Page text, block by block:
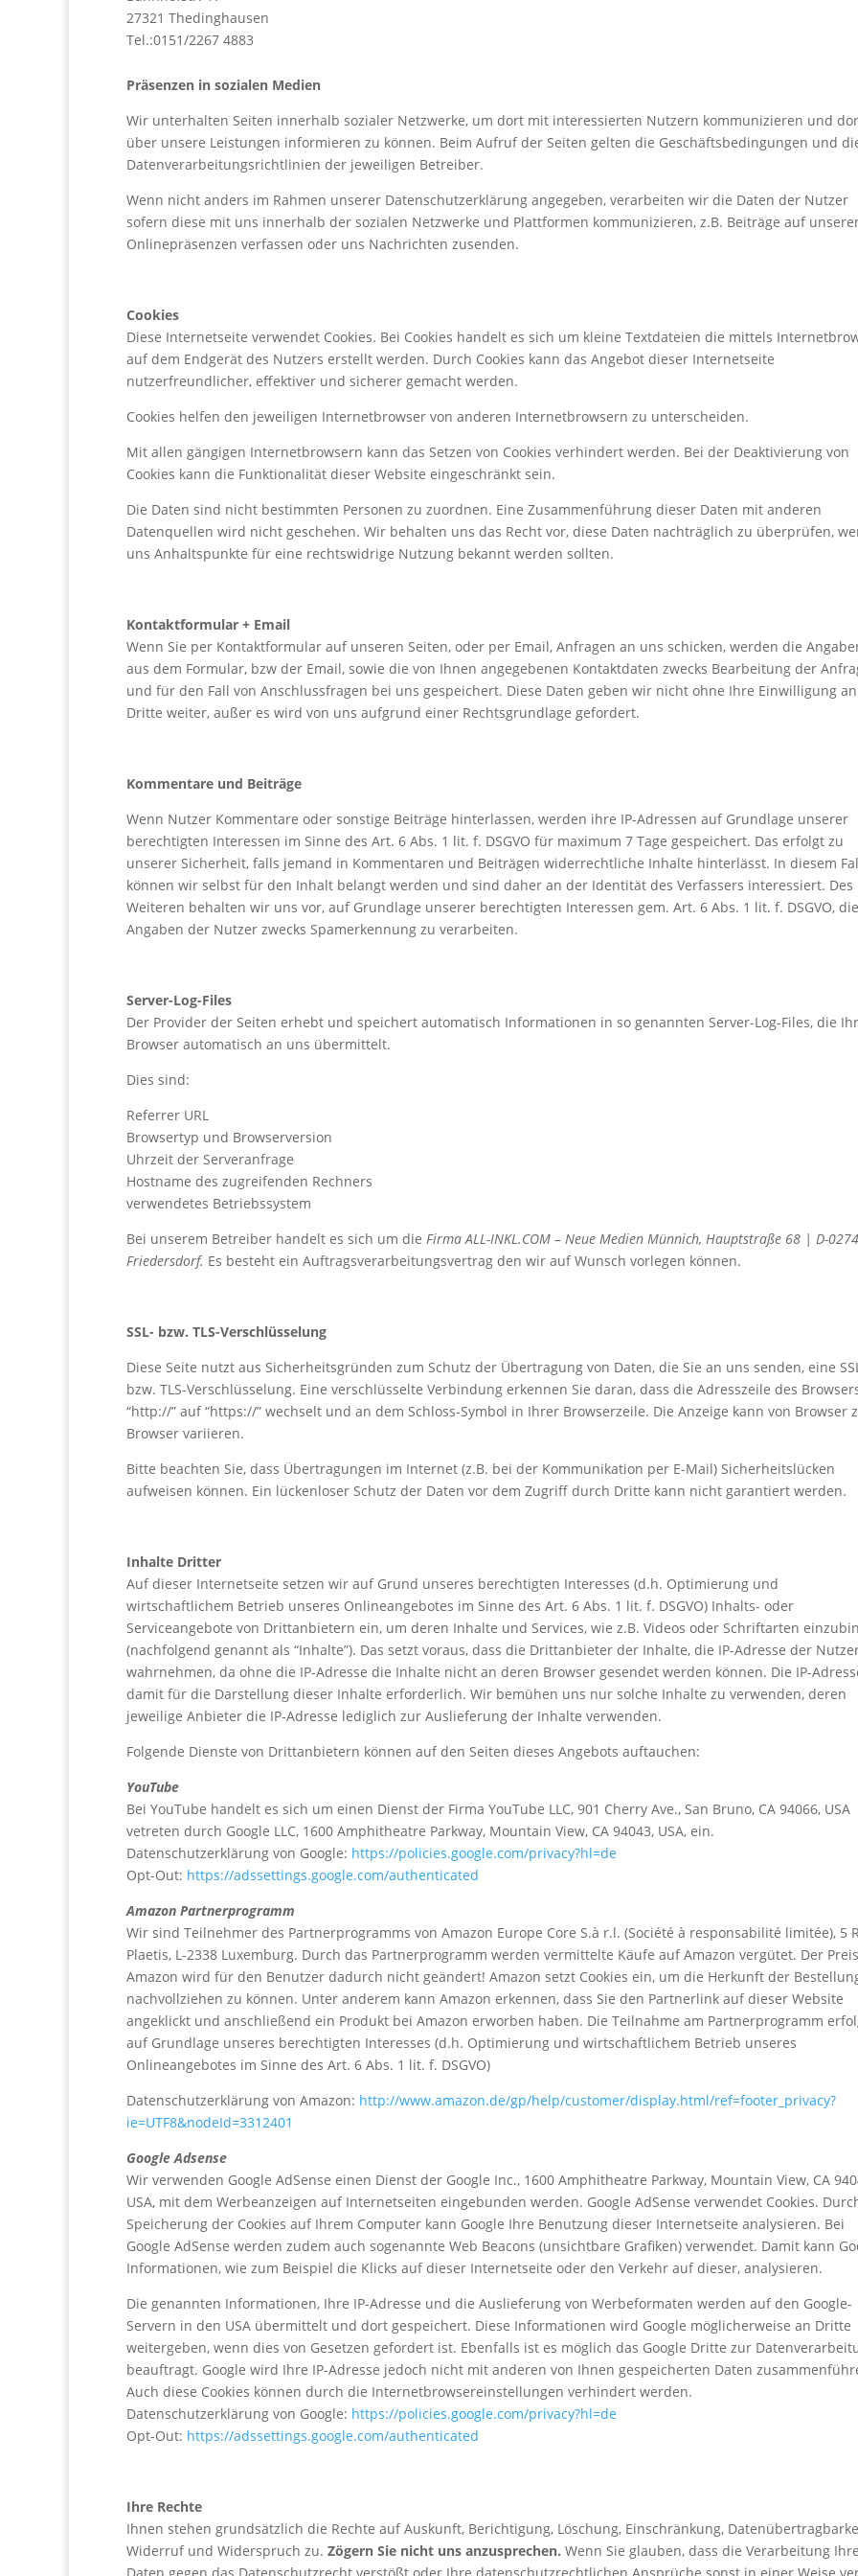
27321 Thedinghausen
Tel.:0151/2267 4883
Präsenzen in sozialen Medien
Wir unterhalten Seiten innerhalb sozialer Netzwerke, um dort mit interessierten Nutzern kommunizieren und
über unsere Leistungen informieren zu können. Beim Aufruf der Seiten gelten die Geschäftsbedingungen und
Datenverarbeitungsrichtlinien der jeweiligen Betreiber.
Wenn nicht anders im Rahmen unserer Datenschutzerklärung angegeben, verarbeiten wir die Daten der Nutzer
sofern diese mit uns innerhalb der sozialen Netzwerke und Plattformen kommunizieren, z.B. Beiträge auf
Onlinepräsenzen verfassen oder uns Nachrichten zusenden.
Cookies
Diese Internetseite verwendet Cookies. Bei Cookies handelt es sich um kleine Textdateien die mittels
auf dem Endgerät des Nutzers erstellt werden. Durch Cookies kann das Angebot dieser Internetseite
nutzerfreundlicher, effektiver und sicherer gemacht werden.
Cookies helfen den jeweiligen Internetbrowser von anderen Internetbrowsern zu unterscheiden.
Mit allen gängigen Internetbrowsern kann das Setzen von Cookies verhindert werden. Bei der Deaktivierung von
Cookies kann die Funktionalität dieser Website eingeschränkt sein.
Die Daten sind nicht bestimmten Personen zu zuordnen. Eine Zusammenführung dieser Daten mit anderen
Datenquellen wird nicht geschehen. Wir behalten uns das Recht vor, diese Daten nachträglich zu überprüfen,
uns Anhaltspunkte für eine rechtswidrige Nutzung bekannt werden sollten.
Kontaktformular + Email
Wenn Sie per Kontaktformular auf unseren Seiten, oder per Email, Anfragen an uns schicken, werden die
aus dem Formular, bzw der Email, sowie die von Ihnen angegebenen Kontaktdaten zwecks Bearbeitung der
und für den Fall von Anschlussfragen bei uns gespeichert. Diese Daten geben wir nicht ohne Ihre Einwilligung an
Dritte weiter, außer es wird von uns aufgrund einer Rechtsgrundlage gefordert.
Kommentare und Beiträge
Wenn Nutzer Kommentare oder sonstige Beiträge hinterlassen, werden ihre IP-Adressen auf Grundlage unserer
berechtigten Interessen im Sinne des Art. 6 Abs. 1 lit. f. DSGVO für maximum 7 Tage gespeichert. Das erfolgt zu
unserer Sicherheit, falls jemand in Kommentaren und Beiträgen widerrechtliche Inhalte hinterlässt. In diesem
können wir selbst für den Inhalt belangt werden und sind daher an der Identität des Verfassers interessiert. Des
Weiteren behalten wir uns vor, auf Grundlage unserer berechtigten Interessen gem. Art. 6 Abs. 1 lit. f. DSGVO, die
Angaben der Nutzer zwecks Spamerkennung zu verarbeiten.
Server-Log-Files
Der Provider der Seiten erhebt und speichert automatisch Informationen in so genannten Server-Log-Files, die Ihr
Browser automatisch an uns übermittelt.
Dies sind:
Referrer URL
Browsertyp und Browserversion
Uhrzeit der Serveranfrage
Hostname des zugreifenden Rechners
verwendetes Betriebssystem
Bei unserem Betreiber handelt es sich um die Firma ALL-INKL.COM – Neue Medien Münnich, Hauptstraße 68 | D-
Friedersdorf. Es besteht ein Auftragsverarbeitungsvertrag den wir auf Wunsch vorlegen können.
SSL- bzw. TLS-Verschlüsselung
Diese Seite nutzt aus Sicherheitsgründen zum Schutz der Übertragung von Daten, die Sie an uns senden, eine
bzw. TLS-Verschlüsselung. Eine verschlüsselte Verbindung erkennen Sie daran, dass die Adresszeile des
“http://” auf “https://” wechselt und an dem Schloss-Symbol in Ihrer Browserzeile. Die Anzeige kann von Browser
Browser variieren.
Bitte beachten Sie, dass Übertragungen im Internet (z.B. bei der Kommunikation per E-Mail) Sicherheitslücken
aufweisen können. Ein lückenloser Schutz der Daten vor dem Zugriff durch Dritte kann nicht garantiert werden.
Inhalte Dritter
Auf dieser Internetseite setzen wir auf Grund unseres berechtigten Interesses (d.h. Optimierung und
wirtschaftlichem Betrieb unseres Onlineangebotes im Sinne des Art. 6 Abs. 1 lit. f. DSGVO) Inhalts- oder
Serviceangebote von Drittanbietern ein, um deren Inhalte und Services, wie z.B. Videos oder Schriftarten
(nachfolgend genannt als “Inhalte”). Das setzt voraus, dass die Drittanbieter der Inhalte, die IP-Adresse der
wahrnehmen, da ohne die IP-Adresse die Inhalte nicht an deren Browser gesendet werden können. Die IP-
damit für die Darstellung dieser Inhalte erforderlich. Wir bemühen uns nur solche Inhalte zu verwenden, deren
jeweilige Anbieter die IP-Adresse lediglich zur Auslieferung der Inhalte verwenden.
Folgende Dienste von Drittanbietern können auf den Seiten dieses Angebots auftauchen:
YouTube
Bei YouTube handelt es sich um einen Dienst der Firma YouTube LLC, 901 Cherry Ave., San Bruno, CA 94066, USA
vetreten durch Google LLC, 1600 Amphitheatre Parkway, Mountain View, CA 94043, USA, ein.
Datenschutzerklärung von Google: https://policies.google.com/privacy?hl=de
Opt-Out: https://adssettings.google.com/authenticated
Amazon Partnerprogramm
Wir sind Teilnehmer des Partnerprogramms von Amazon Europe Core S.à r.l. (Société à responsabilité limitée), 5
Plaetis, L-2338 Luxemburg. Durch das Partnerprogramm werden vermittelte Käufe auf Amazon vergütet. Der
Amazon wird für den Benutzer dadurch nicht geändert! Amazon setzt Cookies ein, um die Herkunft der
nachvollziehen zu können. Unter anderem kann Amazon erkennen, dass Sie den Partnerlink auf dieser Website
angeklickt und anschließend ein Produkt bei Amazon erworben haben. Die Teilnahme am Partnerprogramm
auf Grundlage unseres berechtigten Interesses (d.h. Optimierung und wirtschaftlichem Betrieb unseres
Onlineangebotes im Sinne des Art. 6 Abs. 1 lit. f. DSGVO)
Datenschutzerklärung von Amazon: http://www.amazon.de/gp/help/customer/display.html/ref=footer_privacy?
ie=UTF8&nodeId=3312401
Google Adsense
Wir verwenden Google AdSense einen Dienst der Google Inc., 1600 Amphitheatre Parkway, Mountain View, CA
USA, mit dem Werbeanzeigen auf Internetseiten eingebunden werden. Google AdSense verwendet Cookies.
Speicherung der Cookies auf Ihrem Computer kann Google Ihre Benutzung dieser Internetseite analysieren. Bei
Google AdSense werden zudem auch sogenannte Web Beacons (unsichtbare Grafiken) verwendet. Damit kann
Informationen, wie zum Beispiel die Klicks auf dieser Internetseite oder den Verkehr auf dieser, analysieren.
Die genannten Informationen, Ihre IP-Adresse und die Auslieferung von Werbeformaten werden auf den Google-
Servern in den USA übermittelt und dort gespeichert. Diese Informationen wird Google möglicherweise an Dritte
weitergeben, wenn dies von Gesetzen gefordert ist. Ebenfalls ist es möglich das Google Dritte zur
beauftragt. Google wird Ihre IP-Adresse jedoch nicht mit anderen von Ihnen gespeicherten Daten
Auch diese Cookies können durch die Internetbrowsereinstellungen verhindert werden.
Datenschutzerklärung von Google: https://policies.google.com/privacy?hl=de
Opt-Out: https://adssettings.google.com/authenticated
Ihre Rechte
Ihnen stehen grundsätzlich die Rechte auf Auskunft, Berichtigung, Löschung, Einschränkung,
Widerruf und Widerspruch zu. Zögern Sie nicht uns anzusprechen. Wenn Sie glauben, dass die Verarbeitung